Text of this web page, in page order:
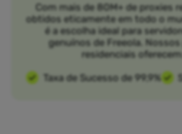
Com mais de 80M+ de proxies
obtidos eticamente em todo o
é a escolha ideal para
genuínos de Freeola.
residenciais oferecem:
Taxa de Sucesso de 99,9%